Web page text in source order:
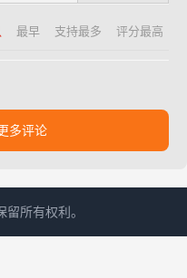
最早 支持最多 评分最高
多评论
留所有权利。